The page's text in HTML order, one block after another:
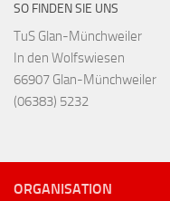
SO FINDEN SIE UNS
TuS Glan-Münchweiler
In den Wolfswiesen
66907 Glan-Münchweiler
(06383) 5232
ORGANISATION